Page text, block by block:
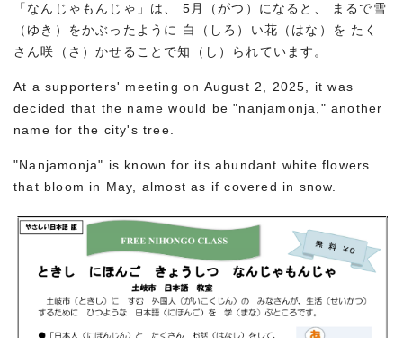
「なんじゃもんじゃ」は、 5月（がつ）になると、 まるで雪
（ゆき）をかぶったように 白（しろ）い花（はな）を たく
さん咲（さ）かせることで知（し）られています。
At a supporters' meeting on August 2, 2025, it was
decided that the name would be "nanjamonja," another
name for the city's tree.
"Nanjamonja" is known for its abundant white flowers
that bloom in May, almost as if covered in snow.